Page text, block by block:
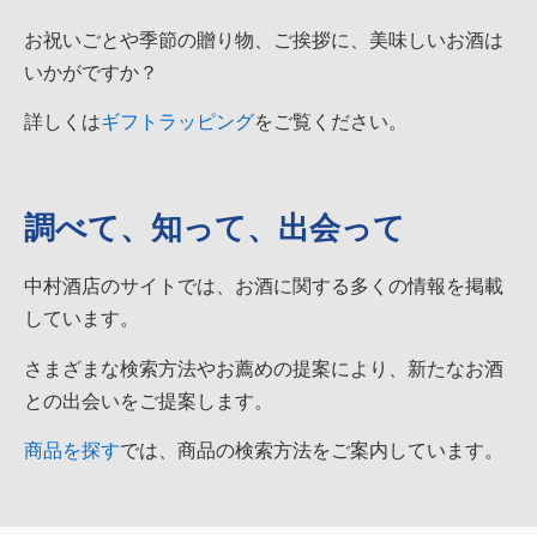
お祝いごとや季節の贈り物、ご挨拶に、美味しいお酒は
いかがですか？
詳しくはギフトラッピングをご覧ください。
調べて、知って、出会って
中村酒店のサイトでは、お酒に関する多くの情報を掲載
しています。
さまざまな検索方法やお薦めの提案により、新たなお酒
との出会いをご提案します。
商品を探すでは、商品の検索方法をご案内しています。